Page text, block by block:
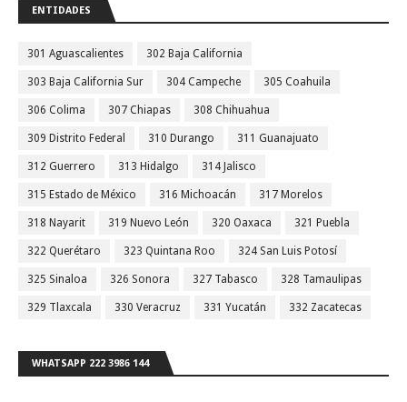
ENTIDADES
301 Aguascalientes 302 Baja California
303 Baja California Sur 304 Campeche 305 Coahuila
306 Colima 307 Chiapas 308 Chihuahua
309 Distrito Federal 310 Durango 311 Guanajuato
312 Guerrero 313 Hidalgo 314 Jalisco
315 Estado de México 316 Michoacán 317 Morelos
318 Nayarit 319 Nuevo León 320 Oaxaca 321 Puebla
322 Querétaro 323 Quintana Roo 324 San Luis Potosí
325 Sinaloa 326 Sonora 327 Tabasco 328 Tamaulipas
329 Tlaxcala 330 Veracruz 331 Yucatán 332 Zacatecas
WHATSAPP 222 3986 144